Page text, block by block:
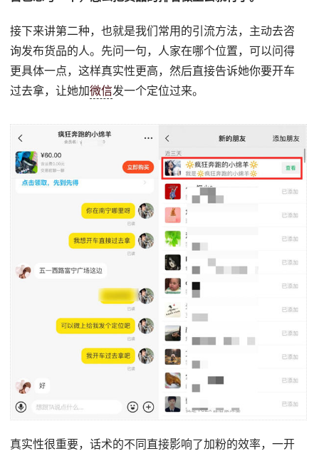
接下来讲第⼆种，也就是我们常用的引流方法，主动去咨
询发布货品的⼈。先问⼀句，⼈家在哪个位置，可以问得
更具体⼀点，这样真实性更⾼，然后直接告诉她你要开车
过去拿，让她加微信发一个定位过来。
真实性很重要，话术的不同直接影响了加粉的效率，一开